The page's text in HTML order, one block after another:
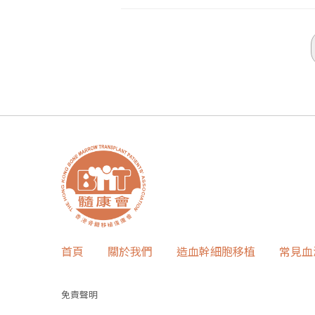
首頁 關於我們 造血幹細胞移植 常見
免責聲明